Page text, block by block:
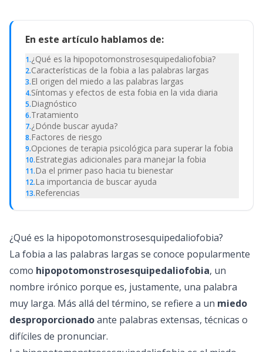
En este artículo hablamos de:
1.¿Qué es la hipopotomonstrosesquipedaliofobia?
2.Características de la fobia a las palabras largas
3.El origen del miedo a las palabras largas
4.Síntomas y efectos de esta fobia en la vida diaria
5.Diagnóstico
6.Tratamiento
7.¿Dónde buscar ayuda?
8.Factores de riesgo
9.Opciones de terapia psicológica para superar la fobia
10.Estrategias adicionales para manejar la fobia
11.Da el primer paso hacia tu bienestar
12.La importancia de buscar ayuda
13.Referencias
¿Qué es la hipopotomonstrosesquipedaliofobia?
La fobia a las palabras largas se conoce popularmente
como hipopotomonstrosesquipedaliofobia, un
nombre irónico porque es, justamente, una palabra
muy larga. Más allá del término, se refiere a un miedo
desproporcionadoante palabras extensas, técnicas o
difíciles de pronunciar.